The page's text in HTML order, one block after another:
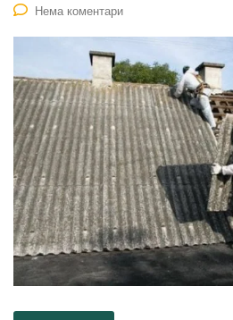
Нема коментари